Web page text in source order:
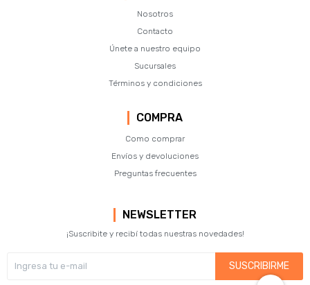
Nosotros
Contacto
Únete a nuestro equipo
Sucursales
Términos y condiciones
COMPRA
Como comprar
Envíos y devoluciones
Preguntas frecuentes
NEWSLETTER
¡Suscribite y recibí todas nuestras novedades!
SUSCRIBIRME